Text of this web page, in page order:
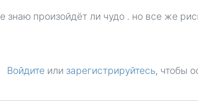
знаю произойдёт ли чудо . но все же
Войдите или зарегистрируйтесь, чтобы